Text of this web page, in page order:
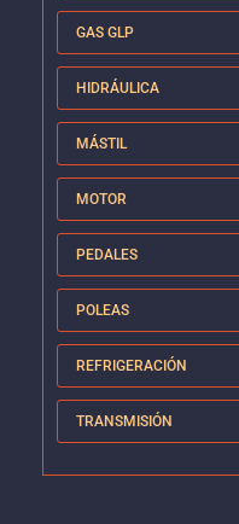
GAS GLP
HIDRÁULICA
MÁSTIL
MOTOR
PEDALES
POLEAS
REFRIGERACIÓN
TRANSMISIÓN